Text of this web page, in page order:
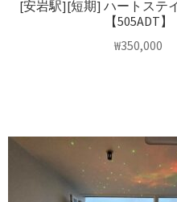
[安岩駅][短期] ハートステ
【505ADT】
₩350,000